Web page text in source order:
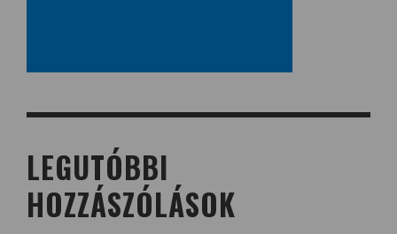
LEGUTÓBBI
HOZZÁSZÓLÁSOK